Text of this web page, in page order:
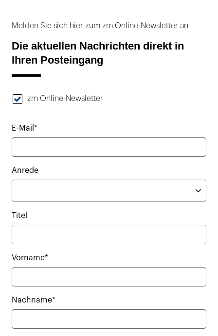
Melden Sie sich hier zum zm Online-Newsletter an
Die aktuellen Nachrichten direkt in
Ihren Posteingang
zm Online-Newsletter
E-Mail*
Anrede
Titel
Vorname*
Nachname*